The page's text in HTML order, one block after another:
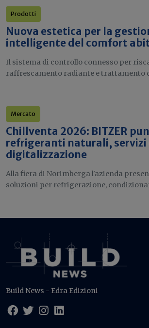
Prodotti
Nuova estetica per la
intelligente del comfort
Il sistema di controllo connesso per
raffrescamento radiante e trattamento
Mercato
Chillventa 2026: BITZER
refrigeranti naturali, servizi
digitalizzazione
Alla fiera di Norimberga l'azienda
soluzioni per refrigerazione,
Build News - Edra Edizioni